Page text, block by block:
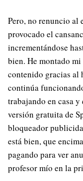
Pero, no renuncio al
provocado el
incrementándose
bien. He montado
contenido gracias al
continúa
trabajando en casa
versión gratuita de
bloqueador
está bien, que
pagando para ver
profesor mío en la